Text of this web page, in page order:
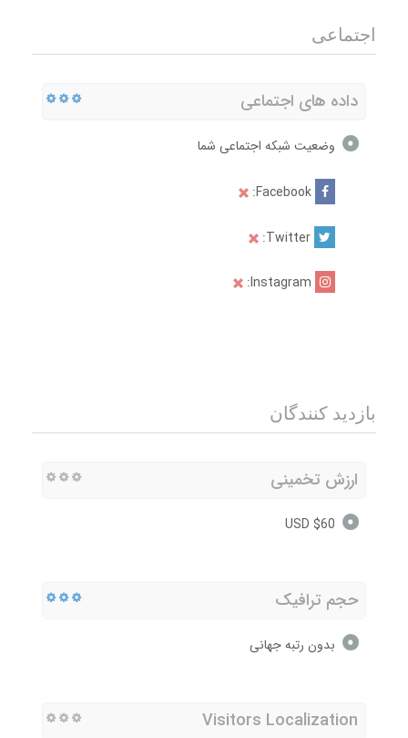
اجتماعی
داده های اجتماعی
وضعیت شبکه اجتماعی شما
بازدید کنندگان
ارزش تخمینی
$60 USD
حجم ترافیک
بدون رتبه جهانی
Visitors Localization